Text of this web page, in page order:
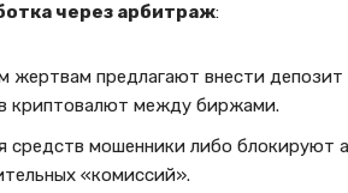
через арбитраж:
жертвам предлагают внести
криптовалют между биржами.
средств мошенники либо блокируют
«комиссий».